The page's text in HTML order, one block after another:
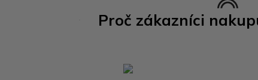
Proč zákazníci